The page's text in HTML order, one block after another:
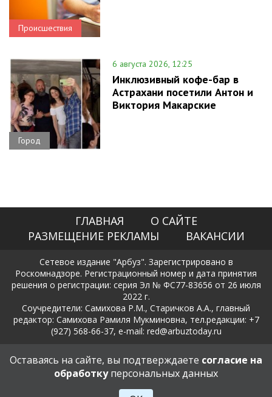
Происшествия
Город
6 августа 2026, 12:25
Инклюзивный кофе-бар в
Астрахани посетили Антон и
Виктория Макарские
ГЛАВНАЯ
О САЙТЕ
РАЗМЕЩЕНИЕ РЕКЛАМЫ
ВАКАНСИИ
Сетевое издание "Арбуз". Зарегистрировано в
Роскомнадзоре. Регистрационный номер и дата принятия
решения о регистрации: серия Эл № ФС77-83656 от 26 июля
2022 г.
Соучредители: Самихова Р.М., Старичков А.А., главный
редактор: Самихова Рамиля Мукминовна, тел.редакции: +7
(927) 568-66-37, e-mail: red@arbuztoday.ru
Политика в отношении обработки и защиты персональных
данных
18+
Оставаясь на сайте, вы подтверждаете согласие на
обработкуперсональных данных